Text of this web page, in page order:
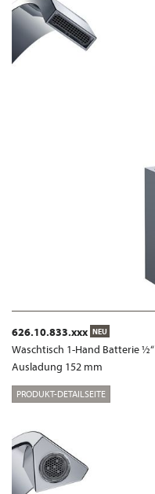
626.10.833.xxx NEU
Waschtisch 1-Hand Batterie ½“
Ausladung 152 mm
PRODUKT-DETAILSEITE